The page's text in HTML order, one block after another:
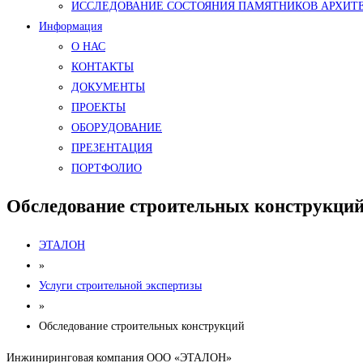
ИССЛЕДОВАНИЕ СОСТОЯНИЯ ПАМЯТНИКОВ
Информация
О НАС
КОНТАКТЫ
ДОКУМЕНТЫ
ПРОЕКТЫ
ОБОРУДОВАНИЕ
ПРЕЗЕНТАЦИЯ
ПОРТФОЛИО
Обследование строительных
ЭТАЛОН
»
Услуги строительной экспертизы
»
Обследование строительных конструкций
Инжиниринговая компания ООО «ЭТАЛОН»